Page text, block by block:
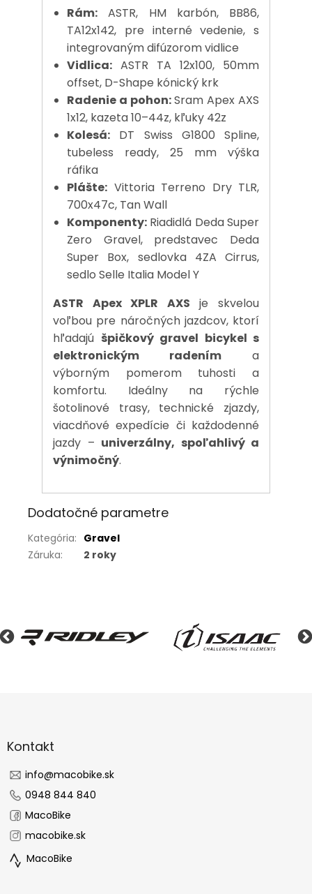
Rám: ASTR, HM karbón, BB86,
TA12x142, pre interné vedenie, s
integrovaným difúzorom vidlice
Vidlica: ASTR TA 12x100, 50mm
offset, D-Shape kónický krk
Radenie a pohon:Sram Apex AXS
1x12, kazeta 10–44z, kľuky 42z
Kolesá: DT Swiss G1800 Spline,
tubeless ready, 25 mm výška
ráfika
Plášte: Vittoria Terreno Dry TLR,
700x47c, Tan Wall
Komponenty: Riadidlá Deda Super
Zero Gravel, predstavec Deda
Super Box, sedlovka 4ZA Cirrus,
sedlo Selle Italia Model Y
ASTR Apex XPLR AXS je skvelou
voľbou pre náročných jazdcov, ktorí
hľadajú špičkový gravel bicykel s
elektronickým radením a
výborným pomerom tuhosti a
komfortu. Ideálny na rýchle
šotolinové trasy, technické zjazdy,
viacdňové expedície či každodenné
jazdy – univerzálny, spoľahlivý a
výnimočný.
Dodatočné parametre
Kategória: Gravel
Záruka: 2 roky
äKontakt
info@macobike.sk
0948 844 840
MacoBike
macobike.sk
MacoBike